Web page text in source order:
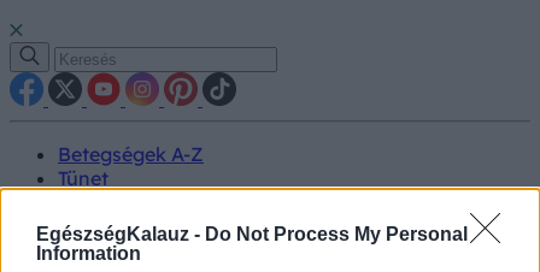
EgészségKalauz - Do Not Process My Personal
Information
Betegségek A-Z
Tünet
Kezelés
Életmódváltás